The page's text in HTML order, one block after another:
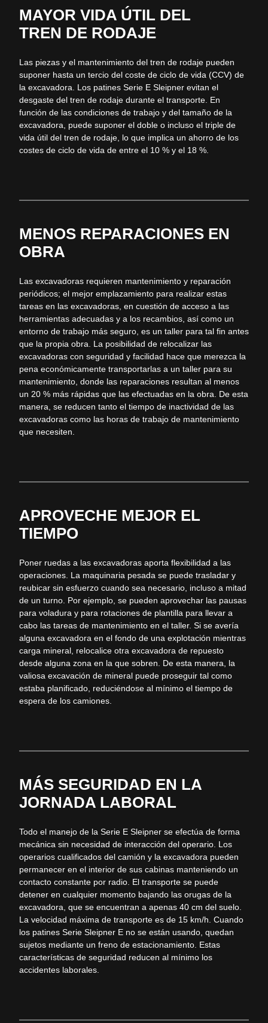
MAYOR VIDA ÚTIL DEL
TREN DE RODAJE
Las piezas y el mantenimiento del tren de rodaje pueden
suponer hasta un tercio del coste de ciclo de vida (CCV) de
la excavadora. Los patines Serie E Sleipner evitan el
desgaste del tren de rodaje durante el transporte. En
función de las condiciones de trabajo y del tamaño de la
excavadora, puede suponer el doble o incluso el triple de
vida útil del tren de rodaje, lo que implica un ahorro de los
costes de ciclo de vida de entre el 10 % y el 18 %.
MENOS REPARACIONES EN
OBRA
Las excavadoras requieren mantenimiento y reparación
periódicos; el mejor emplazamiento para realizar estas
tareas en las excavadoras, en cuestión de acceso a las
herramientas adecuadas y a los recambios, así como un
entorno de trabajo más seguro, es un taller para tal fin antes
que la propia obra. La posibilidad de relocalizar las
excavadoras con seguridad y facilidad hace que merezca la
pena económicamente transportarlas a un taller para su
mantenimiento, donde las reparaciones resultan al menos
un 20 % más rápidas que las efectuadas en la obra. De esta
manera, se reducen tanto el tiempo de inactividad de las
excavadoras como las horas de trabajo de mantenimiento
que necesiten.
APROVECHE MEJOR EL
TIEMPO
Poner ruedas a las excavadoras aporta flexibilidad a las
operaciones. La maquinaria pesada se puede trasladar y
reubicar sin esfuerzo cuando sea necesario, incluso a mitad
de un turno. Por ejemplo, se pueden aprovechar las pausas
para voladura y para rotaciones de plantilla para llevar a
cabo las tareas de mantenimiento en el taller. Si se avería
alguna excavadora en el fondo de una explotación mientras
carga mineral, relocalice otra excavadora de repuesto
desde alguna zona en la que sobren. De esta manera, la
valiosa excavación de mineral puede proseguir tal como
estaba planificado, reduciéndose al mínimo el tiempo de
espera de los camiones.
MÁS SEGURIDAD EN LA
JORNADA LABORAL
Todo el manejo de la Serie E Sleipner se efectúa de forma
mecánica sin necesidad de interacción del operario. Los
operarios cualificados del camión y la excavadora pueden
permanecer en el interior de sus cabinas manteniendo un
contacto constante por radio. El transporte se puede
detener en cualquier momento bajando las orugas de la
excavadora, que se encuentran a apenas 40 cm del suelo.
La velocidad máxima de transporte es de 15 km/h. Cuando
los patines Serie Sleipner E no se están usando, quedan
sujetos mediante un freno de estacionamiento. Estas
características de seguridad reducen al mínimo los
accidentes laborales.